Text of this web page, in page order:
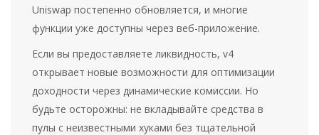
Uniswap постепенно обновляется, и многие
функции уже доступны через веб-приложение.
Если вы предоставляете ликвидность, v4
открывает новые возможности для оптимизации
доходности через динамические комиссии. Но
будьте осторожны: не вкладывайте средства в
пулы с неизвестными хуками без тщательной